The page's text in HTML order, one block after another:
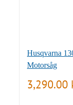
Husqvarna
Motorsåg
3,290.00